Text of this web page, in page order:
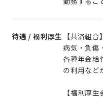
待遇 / 福利厚生
【共済組合】
病気・負傷
各種年金給
の利用など
【福利厚生